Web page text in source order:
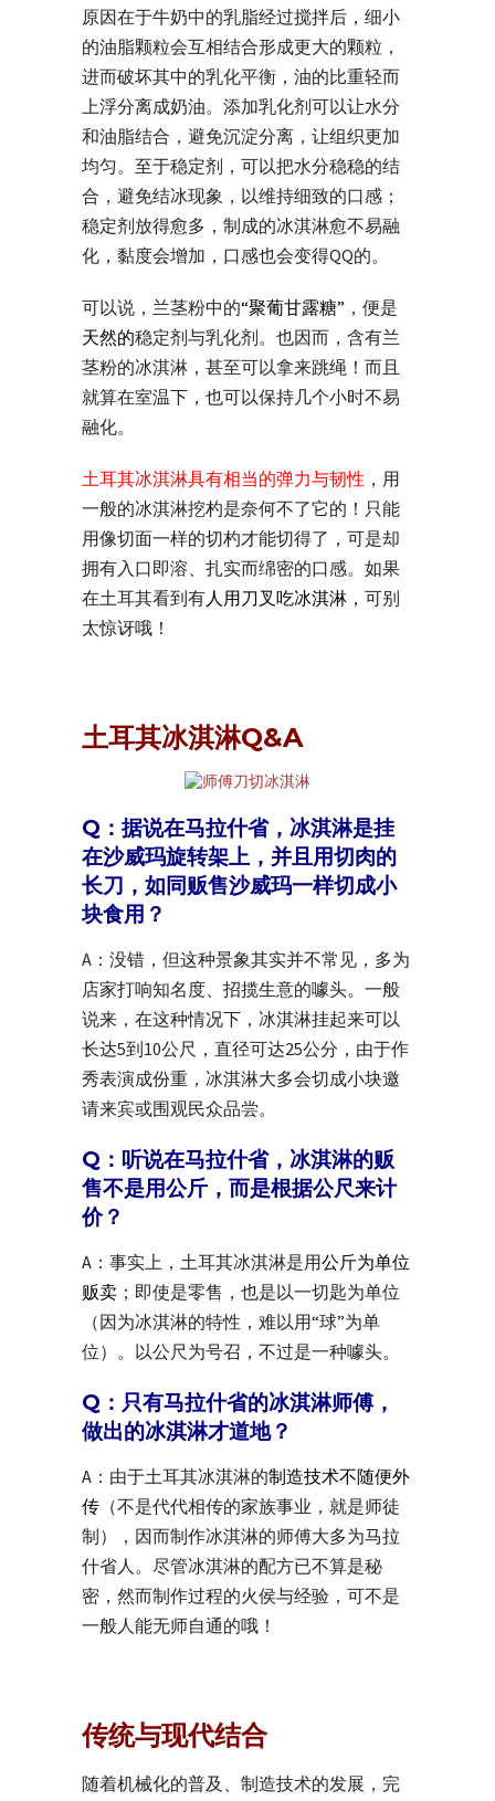
原因在于牛奶中的乳脂经过搅拌后，细小
的油脂颗粒会互相结合形成更大的颗粒，
进而破坏其中的乳化平衡，油的比重轻而
上浮分离成奶油。添加乳化剂可以让水分
和油脂结合，避免沉淀分离，让组织更加
均匀。至于稳定剂，可以把水分稳稳的结
合，避免结冰现象，以维持细致的口感；
稳定剂放得愈多，制成的冰淇淋愈不易融
化，黏度会增加，口感也会变得QQ的。
可以说，兰茎粉中的“聚葡甘露糖” ，便是
天然的稳定剂与乳化剂。也因而，含有兰
茎粉的冰淇淋，甚至可以拿来跳绳！而且
就算在室温下，也可以保持几个小时不易
融化。
土耳其冰淇淋具有相当的弹力与韧性 ，用
一般的冰淇淋挖杓是奈何不了它的！只能
用像切面一样的切杓才能切得了，可是却
拥有入口即溶、扎实而绵密的口感。如果
在土耳其看到有人用刀叉吃冰淇淋 ，可别
太惊讶哦！
土耳其冰淇淋Q&A
Q：据说在马拉什省，冰淇淋是挂
在沙威玛旋转架上，并且用切肉的
长刀，如同贩售沙威玛一样切成小
块食用？
A：没错，但这种景象其实并不常见，多为
店家打响知名度、招揽生意的噱头。一般
说来，在这种情况下，冰淇淋挂起来可以
长达5到10公尺，直径可达25公分，由于作
秀表演成份重，冰淇淋大多会切成小块邀
请来宾或围观民众品尝。
Q：听说在马拉什省，冰淇淋的贩
售不是用公斤，而是根据公尺来计
价？
A：事实上，土耳其冰淇淋是用公斤为单位
贩卖 ；即使是零售，也是以一切匙为单位
（因为冰淇淋的特性，难以用“球”为单
位）。以公尺为号召，不过是一种噱头。
Q：只有马拉什省的冰淇淋师傅，
做出的冰淇淋才道地？
A：由于土耳其冰淇淋的制造技术不随便外
传 （不是代代相传的家族事业，就是师徒
制），因而制作冰淇淋的师傅大多为马拉
什省人。尽管冰淇淋的配方已不算是秘
密，然而制作过程的火侯与经验，可不是
一般人能无师自通的哦！
传统与现代结合
随着机械化的普及、制造技术的发展，完